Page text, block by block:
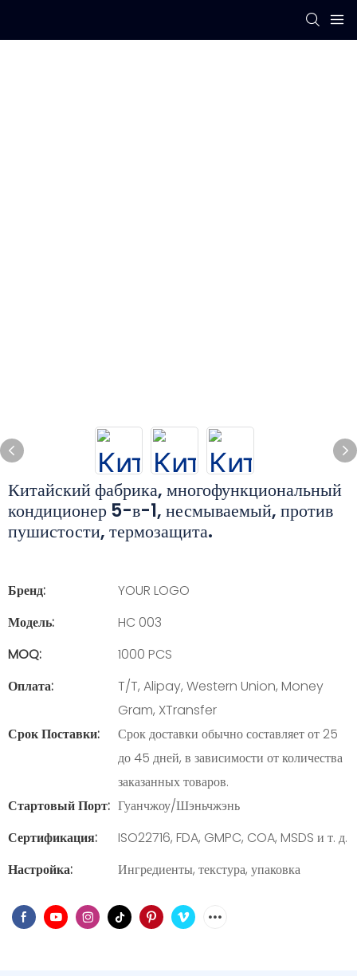
Китайский фабрика, многофункциональный
кондиционер 5-в-1, несмываемый, против
пушистости, термозащита.
Бренд:
YOUR LOGO
Модель:
HC 003
MOQ:
1000 PCS
Оплата:
T/T, Alipay, Western Union, Money
Gram, XTransfer
Срок Поставки:
Срок доставки обычно составляет от 25
до 45 дней, в зависимости от количества
заказанных товаров.
Стартовый Порт: Гуанчжоу/Шэньчжэнь
Сертификация:
ISO22716, FDA, GMPC, COA, MSDS и т. д.
Настройка:
Ингредиенты, текстура, упаковка